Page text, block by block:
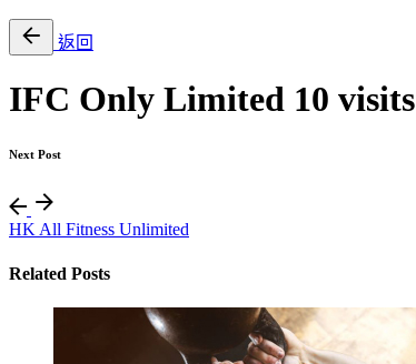
返回
IFC Only Limited 10 visits
Next Post
HK All Fitness Unlimited
Related Posts